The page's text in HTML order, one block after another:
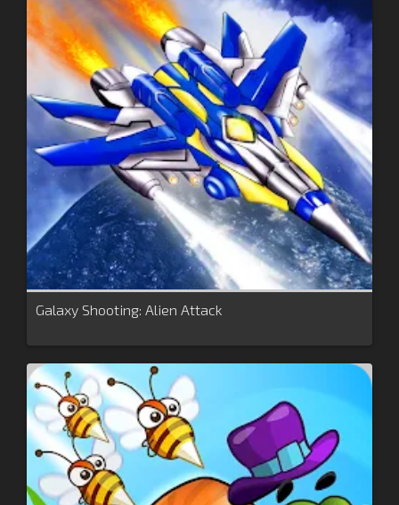
Galaxy Shooting: Alien Attack